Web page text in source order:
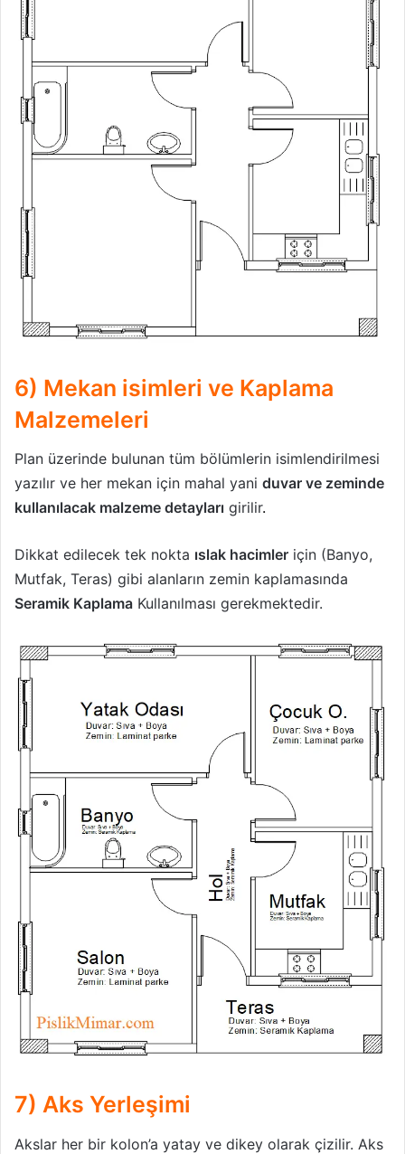
6) Mekan isimleri ve Kaplama
Malzemeleri
Plan üzerinde bulunan tüm bölümlerin isimlendirilmesi
yazılır ve her mekan için mahal yani duvar ve zeminde
kullanılacak malzeme detayları girilir.
Dikkat edilecek tek nokta ıslak hacimler için (Banyo,
Mutfak, Teras) gibi alanların zemin kaplamasında
Seramik Kaplama Kullanılması gerekmektedir.
7) Aks Yerleşimi
Akslar her bir kolon’a yatay ve dikey olarak çizilir. Aks